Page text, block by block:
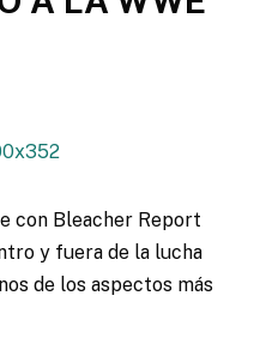
con Bleacher Report
y fuera de la lucha
de los aspectos más